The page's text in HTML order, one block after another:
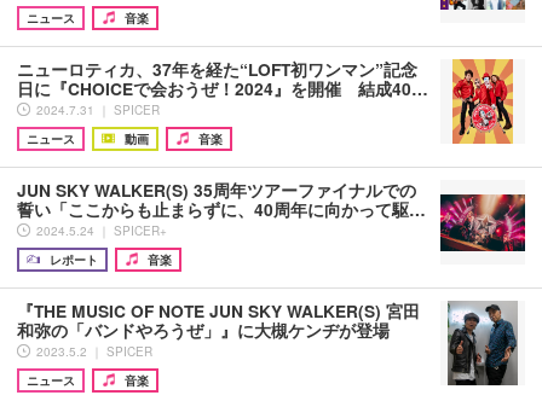
ニュース
音楽
ニューロティカ、37年を経た“LOFT初ワンマン”記念
日に『CHOICEで会おうぜ！2024』を開催 結成40…
2024.7.31 ｜ SPICER
ニュース
動画 音楽
JUN SKY WALKER(S) 35周年ツアーファイナルでの
誓い「ここからも止まらずに、40周年に向かって駆…
2024.5.24 ｜ SPICER+
レポート
音楽
『THE MUSIC OF NOTE JUN SKY WALKER(S) 宮田
和弥の「バンドやろうぜ」』に大槻ケンヂが登場
2023.5.2 ｜ SPICER
ニュース
音楽